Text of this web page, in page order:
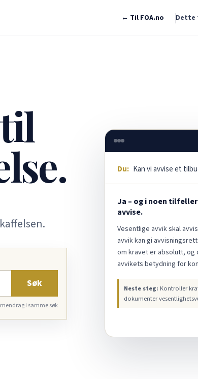
← Til FOA.no Dette
Søk
i samme søk
Du: Kan vi avvise et
Ja – og i noen
avvise.
Vesentlige avvik skal
avvik kan gi
om kravet er absolutt,
avvikets betydning for
Neste steg: Kontroller
dokumenter